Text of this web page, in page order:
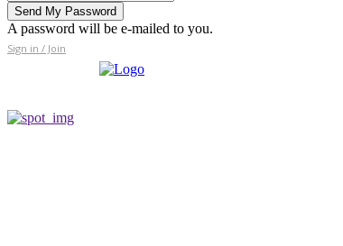
A password will be e-mailed to you.
Sign in / Join